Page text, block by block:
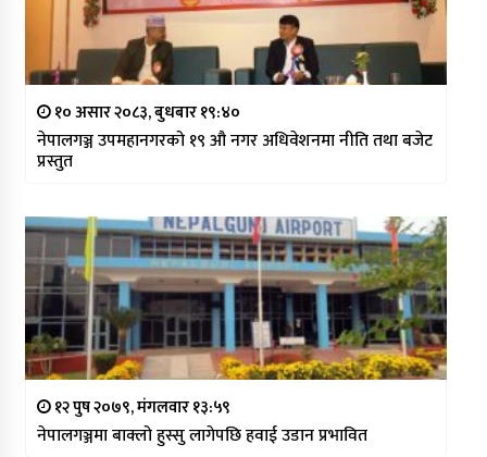
१० असार २०८३, बुधबार १९:४०
नेपालगञ्ज उपमहानगरको १९ औ नगर अधिवेशनमा नीति तथा बजेट
प्रस्तुत
१२ पुष २०७९, मंगलवार १३:५९
नेपालगञ्जमा बाक्लो हुस्सु लागेपछि हवाई उडान प्रभावित